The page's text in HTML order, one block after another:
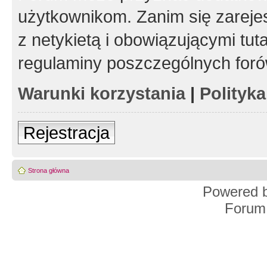
użytkownikom. Zanim się
z netykietą i obowiązującymi
regulaminy poszczególnych
Warunki korzystania|
Rejestracja
Strona główna
Powered